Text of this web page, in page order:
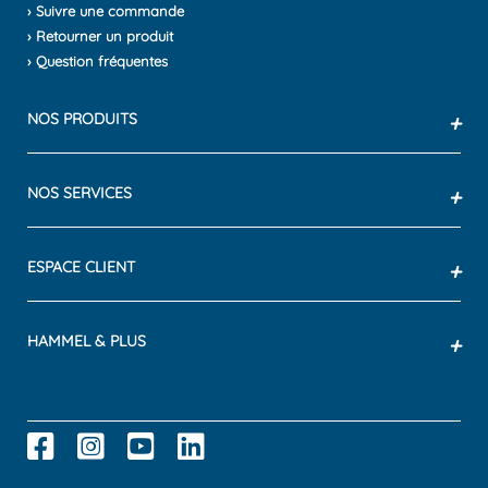
› Suivre une commande
› Retourner un produit
› Question fréquentes
NOS PRODUITS +
NOS SERVICES +
ESPACE CLIENT +
HAMMEL & PLUS +